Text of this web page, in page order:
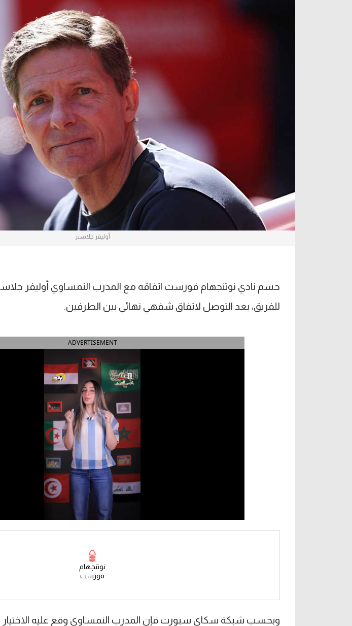
الدوري السعودي للمحترفين
دوري أبطال أوروبا
دوري أبطال إفريقيا
كل البطولات
القسم الثاني
رياضات
أوليفر جلاسنر
حسم نادي نوتنجهام فورست اتفاقه مع المدرب النمساوي أوليفر جلاسنر
للفريق، بعد التوصل لاتفاق شفهي نهائي بين الطرفين.
ADVERTISEMENT
نوتنجهام
فورست
وبحسب شبكة سكاي سبورت فإن المدرب النمساوي وقع عليه الاختيار